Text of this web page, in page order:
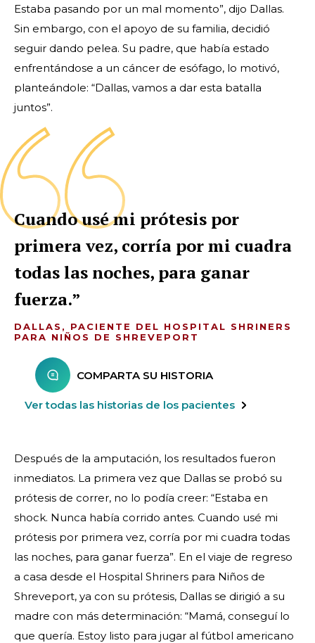
Estaba pasando por un mal momento”, dijo Dallas.
Sin embargo, con el apoyo de su familia, decidió
seguir dando pelea. Su padre, que había estado
enfrentándose a un cáncer de esófago, lo motivó,
planteándole: “Dallas, vamos a dar esta batalla
juntos”.
Cuando usé mi prótesis por
primera vez, corría por mi cuadra
todas las noches, para ganar
fuerza.
DALLAS, PACIENTE DEL HOSPITAL SHRINERS
PARA NIÑOS DE SHREVEPORT
COMPARTA SU HISTORIA
Ver todas las historias de los pacientes
Después de la amputación, los resultados fueron
inmediatos. La primera vez que Dallas se probó su
prótesis de correr, no lo podía creer: “Estaba en
shock. Nunca había corrido antes. Cuando usé mi
prótesis por primera vez, corría por mi cuadra todas
las noches, para ganar fuerza”. En el viaje de regreso
a casa desde el Hospital Shriners para Niños de
Shreveport, ya con su prótesis, Dallas se dirigió a su
madre con más determinación: “Mamá, conseguí lo
que quería. Estoy listo para jugar al fútbol americano